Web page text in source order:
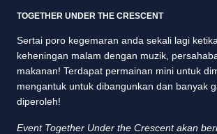
TOGETHER UNDER THE CRESCENT
Sertai poro kegemaran anda sekali lagi
keheningan malam dengan muzik,
makanan! Terdapat permainan mini untuk
mengantuk untuk dibangunkan dan banyak
diperoleh!
Event Together Under the Crescent akan